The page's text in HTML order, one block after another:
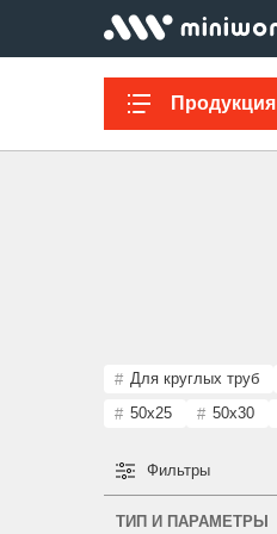
Продукция
Колпачки на
Для круглых труб
50x25
50x30
Фильтры
ТИП И ПАРАМЕТРЫ